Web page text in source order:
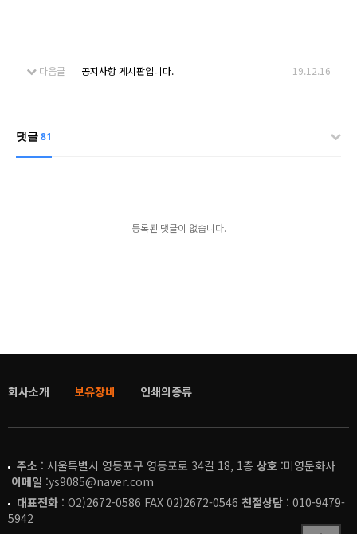
다음글 공지사항 게시판입니다. 19.12.16
댓글81
등록된 댓글이 없습니다.
회사소개 보유장비 인쇄의종류
주소 : 서울특별시 영등포구 영등포로 34길 18, 1층 상호 :미영문화사
이메일 :ys9085@naver.com
대표전화 : O2)2672-0586 FAX 02)2672-0546 친절상담 : 010-9479-
5942